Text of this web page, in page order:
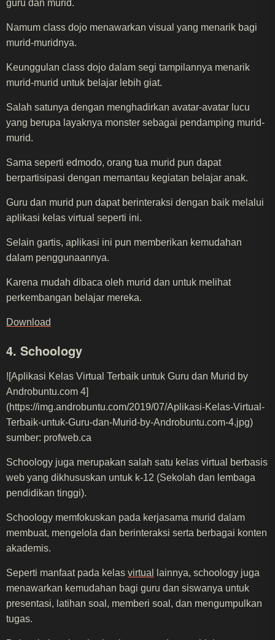
guru dan murid.
Namum class dojo menawarkan visual yang menarik bagi
murid-muridnya.
Keunggulan class dojo dalam segi tampilannya menarik
murid-murid untuk belajar lebih giat.
Salah satunya dengan menghadirkan avatar-avatar lucu
yang berupa layaknya monster sebagai pendamping murid-
murid.
Sama seperti edmodo, orang tua murid pun dapat
berpartisipasi dengan memantau kegiatan belajar anak.
Guru dan murid pun dapat berinteraksi dengan baik melalui
aplikasi kelas virtual seperti ini.
Selain gartis, aplikasi ini pun memberikan kemudahan
dalam penggunaannya.
Karena mudah dibaca oleh murid dan untuk melihat
perkembangan belajar mereka.
Download
4. Schoology
![Aplikasi Kelas Virtual Terbaik untuk Guru dan Murid by
Androbuntu.com 4]
(https://img.androbuntu.com/2019/07/Aplikasi-Kelas-Virtual-
Terbaik-untuk-Guru-dan-Murid-by-Androbuntu.com-4.jpg)
sumber: profweb.ca
Schoology juga merupakan salah satu kelas virtual berbasis
web yang dikhususkan untuk k-12 (Sekolah dan lembaga
pendidikan tinggi).
Schoology memfokuskan pada kerjasama murid dalam
membuat, mengelola dan berinteraksi serta berbagai konten
akademis.
Seperti manfaat pada kelas virtual
lainnya, schoology juga
menawarkan kemudahan bagi guru dan siswanya untuk
presentasi, latihan soal, memberi soal, dan mengumpulkan
tugas.